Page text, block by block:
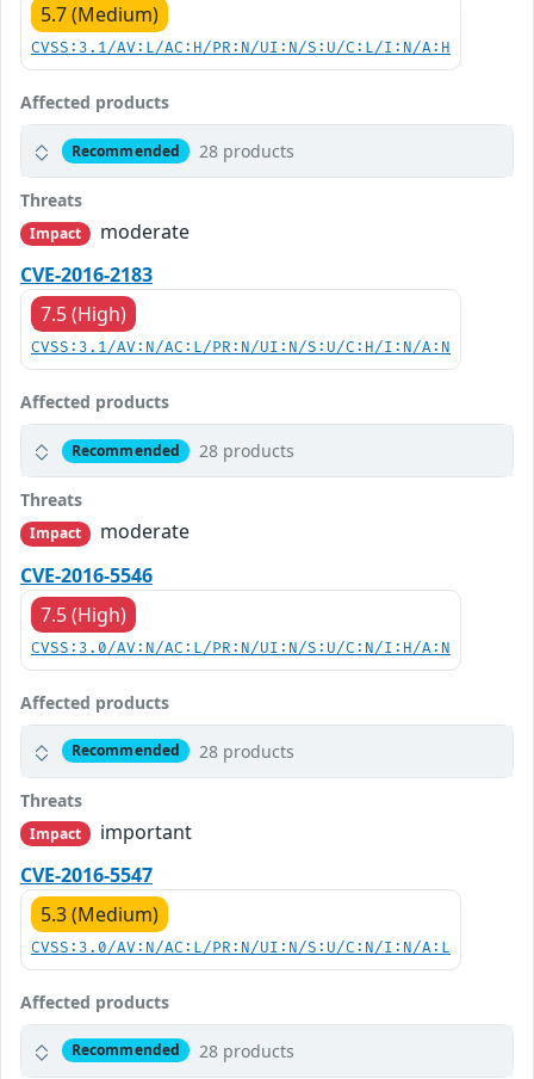
5.7 (Medium)
CVSS:3.1/AV:L/AC:H/PR:N/UI:N/S:U/C:L/I:N/A:H
Affected products
Recommended 28 products
Threats
Impact
moderate
CVE-2016-2183
7.5 (High)
CVSS:3.1/AV:N/AC:L/PR:N/UI:N/S:U/C:H/I:N/A:N
Affected products
Recommended 28 products
Threats
Impact
moderate
CVE-2016-5546
7.5 (High)
CVSS:3.0/AV:N/AC:L/PR:N/UI:N/S:U/C:N/I:H/A:N
Affected products
Recommended 28 products
Threats
Impact
important
CVE-2016-5547
5.3 (Medium)
CVSS:3.0/AV:N/AC:L/PR:N/UI:N/S:U/C:N/I:N/A:L
Affected products
Recommended 28 products